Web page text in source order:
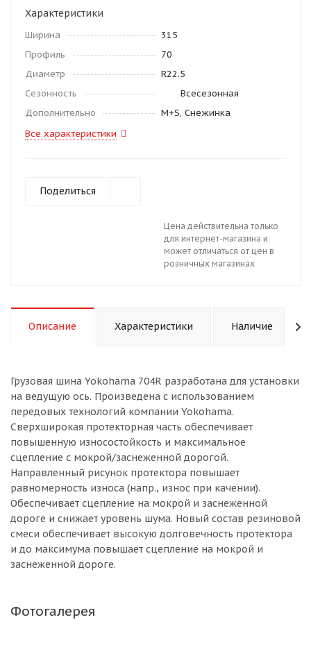
Характеристики
Ширина
315
Профиль
70
Диаметр
R22.5
Сезонность
Всесезонная
Дополнительно
M+S, Снежинка
Все характеристики
Поделиться
Цена действительна только
для интернет-магазина и
может отличаться от цен в
розничных магазинах
Описание Характеристики Наличие
Грузовая шина Yokohama 704R разработана для установки
на ведущую ось. Произведена с использованием
передовых технологий компании Yokohama.
Сверхширокая протекторная часть обеспечивает
повышенную износостойкость и максимальное
сцепление с мокрой/заснеженной дорогой.
Направленный рисунок протектора повышает
равномерность износа (напр., износ при качении).
Обеспечивает сцепление на мокрой и заснеженной
дороге и снижает уровень шума. Новый состав резиновой
смеси обеспечивает высокую долговечность протектора
и до максимума повышает сцепление на мокрой и
заснеженной дороге.
Фотогалерея